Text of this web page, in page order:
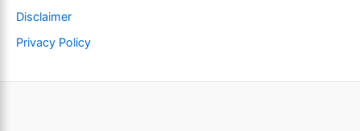
Disclaimer
Privacy Policy